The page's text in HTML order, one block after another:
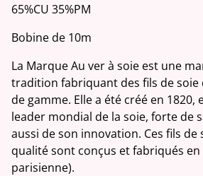
65%CU 35%PM
Bobine de 10m
La Marque Au ver à soie est une
tradition fabriquant des fils de soie
de gamme. Elle a été créé en
leader mondial de la soie, forte de
aussi de son innovation. Ces fils de
qualité sont conçus et fabriqués en
parisienne).